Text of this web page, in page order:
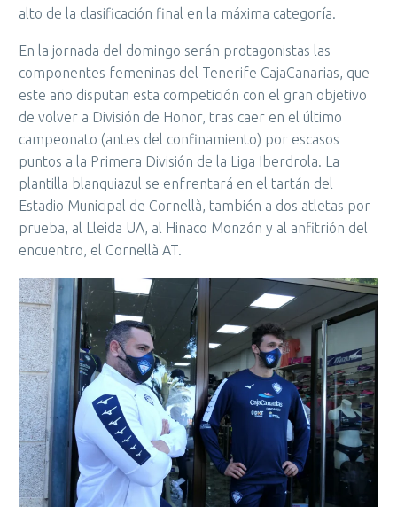
alto de la clasificación final en la máxima categoría.
En la jornada del domingo serán protagonistas las
componentes femeninas del Tenerife CajaCanarias, que
este año disputan esta competición con el gran objetivo
de volver a División de Honor, tras caer en el último
campeonato (antes del confinamiento) por escasos
puntos a la Primera División de la Liga Iberdrola. La
plantilla blanquiazul se enfrentará en el tartán del
Estadio Municipal de Cornellà, también a dos atletas por
prueba, al Lleida UA, al Hinaco Monzón y al anfitrión del
encuentro, el Cornellà AT.